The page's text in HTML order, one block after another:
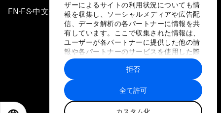
ザーによるサイトの利用状況についても情
報を収集し、ソーシャルメディアや広告配
信、データ解析の各パートナーに情報を共
有しています。ここで収集された情報は、
ユーザーが各パートナーに提供した他の情
報や各パートナーのサービスを使用した際
に収集された情報と組み合わされ、各パー
トナーによって使用されることがありま
す。
全て許可
カスタム化
拒否
EN ▪ ES▪中文▪ 日本語
プライバシーポリシーと利用規約
サイトマップ